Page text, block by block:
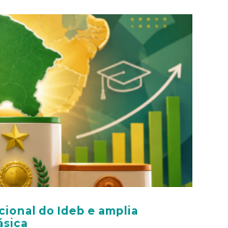
do Ideb e amplia